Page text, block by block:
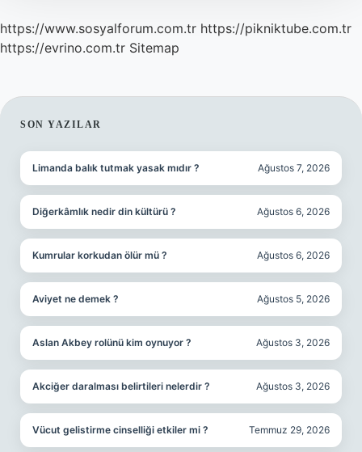
https://www.sosyalforum.com.tr https://pikniktube.com.tr
https://evrino.com.tr Sitemap
SIDEBAR
SON YAZILAR
Limanda balık tutmak yasak mıdır ? Ağustos 7, 2026
Diğerkâmlık nedir din kültürü ? Ağustos 6, 2026
Kumrular korkudan ölür mü ? Ağustos 6, 2026
Aviyet ne demek ? Ağustos 5, 2026
Aslan Akbey rolünü kim oynuyor ? Ağustos 3, 2026
Akciğer daralması belirtileri nelerdir ? Ağustos 3, 2026
Vücut gelistirme cinselliği etkiler mi ? Temmuz 29, 2026